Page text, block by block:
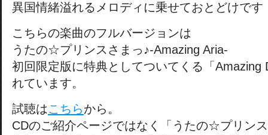
異国情緒溢れるメロディに乗せておとどけです
こちらの楽曲のフルバージョンは
うたの☆プリンスさまっ♪-Amazing Aria-
初回限定版に特典としてついてくる「Amazing
れています。
試聴はこちらから。
CDのご紹介ページではなく「うたの☆プリン